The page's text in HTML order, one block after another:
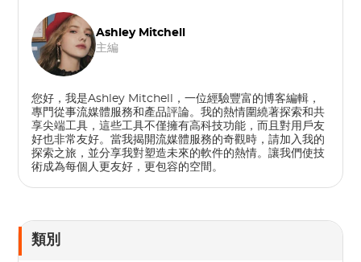
Ashley Mitchell
主編
您好，我是Ashley Mitchell，一位經驗豐富的博客編輯，
專門從事流媒體服務和產品評論。我的熱情圍繞著探索和共
享尖端工具，這些工具不僅擁有高科技功能，而且對用戶友
好也非常友好。當我揭開流媒體服務的奇觀時，請加入我的
探索之旅，並分享我對塑造未來的軟件的熱情。讓我們使技
術成為每個人更友好，更包容的空間。
類別